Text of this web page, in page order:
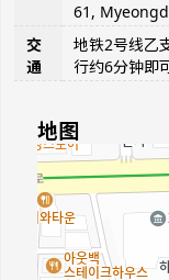
61,
交
通
地铁2号线乙
行约6分钟即
地图